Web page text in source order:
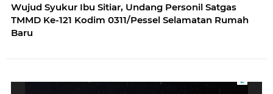
Wujud Syukur Ibu Sitiar, Undang Personil Satgas
TMMD Ke-121 Kodim 0311/Pessel Selamatan Rumah
Baru